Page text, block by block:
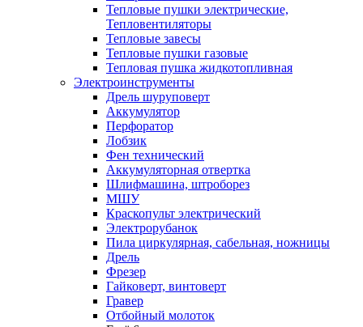
Тепловые пушки электрические,
Тепловентиляторы
Тепловые завесы
Тепловые пушки газовые
Тепловая пушка жидкотопливная
Электроинструменты
Дрель шуруповерт
Аккумулятор
Перфоратор
Лобзик
Фен технический
Аккумуляторная отвертка
Шлифмашина, штроборез
МШУ
Краскопульт электрический
Электрорубанок
Пила циркулярная, сабельная, ножницы
Дрель
Фрезер
Гайковерт, винтоверт
Гравер
Отбойный молоток